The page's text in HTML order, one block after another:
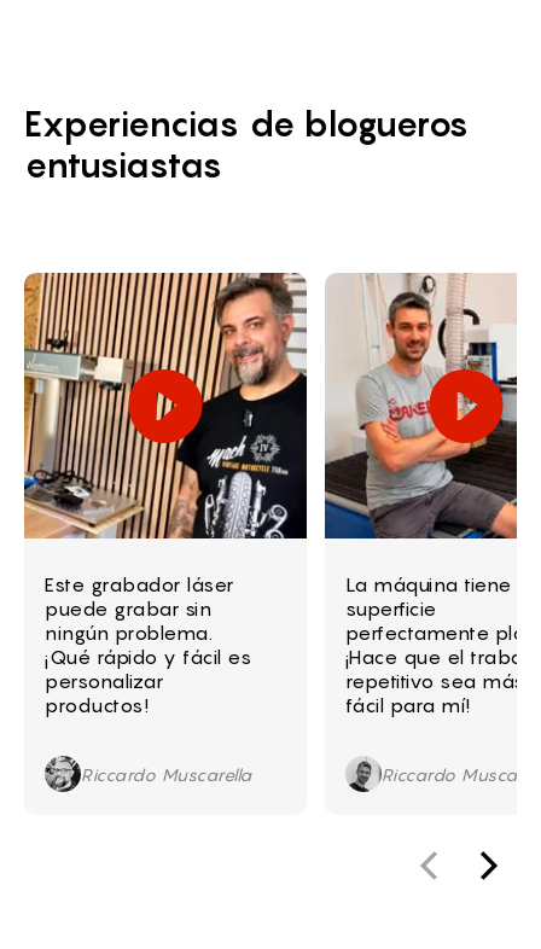
Experiencias de blogueros
entusiastas
Este grabador láser
puede grabar sin
ningún problema.
¡Qué rápido y fácil es
personalizar
productos!
Riccardo Muscarella
La máquina tiene
superficie
perfectamente
¡Hace que el trabajo
repetitivo sea más
fácil para mí!
Riccardo